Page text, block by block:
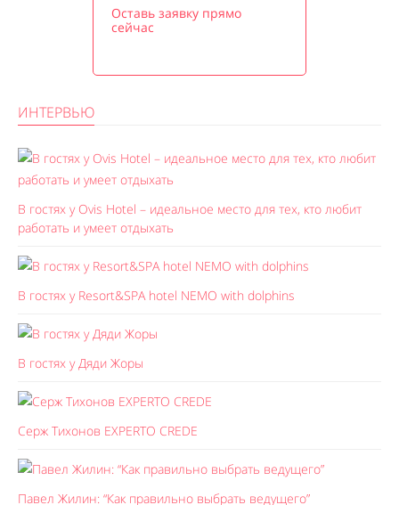
Оставь заявку прямо
сейчас
ИНТЕРВЬЮ
В гостях у Ovis Hotel – идеальное место для тех, кто любит
работать и умеет отдыхать
В гостях у Resort&SPA hotel NEMO with dolphins
В гостях у Дяди Жоры
Серж Тихонов EXPERTO CREDE
Павел Жилин: “Как правильно выбрать ведущего”